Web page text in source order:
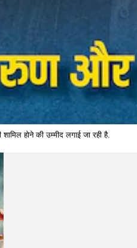
होने की उम्मीद लगाई जा रही है.